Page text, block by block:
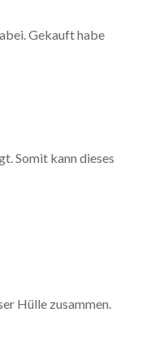
Gekauft habe
Somit kann dieses
Hülle zusammen.